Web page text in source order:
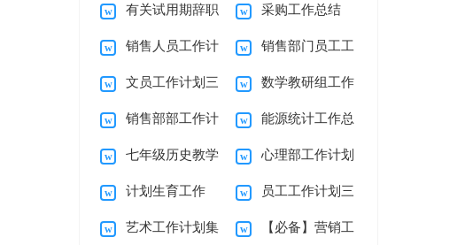
篇
工作计划模板集合5
篇
辞职报告四篇
有关试用期辞职
报告汇编九篇
采购工作总结
销售人员工作计
划
销售部门员工工
作计划
文员工作计划三
篇
数学教研组工作
总结15篇
销售部部工作计
划
能源统计工作总
结
七年级历史教学
工作计划15篇
心理部工作计划
计划生育工作 员工工作计划三
篇
艺术工作计划集 【必备】营销工